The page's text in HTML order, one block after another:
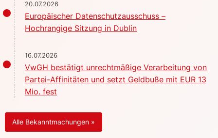
20.07.2026
Europäischer Datenschutzausschuss –
Hochrangige Sitzung in Dublin
16.07.2026
VwGH bestätigt unrechtmäßige Verarbeitung von
Partei-Affinitäten und setzt Geldbuße mit EUR 13
Mio. fest
Alle Bekanntmachungen »